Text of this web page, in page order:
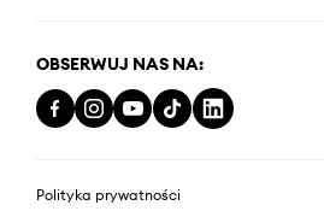
OBSERWUJ NAS NA:
Polityka prywatności